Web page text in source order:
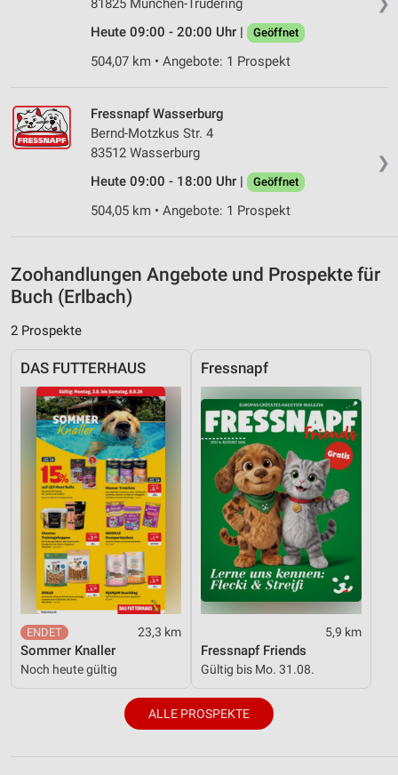
81825 München-Trudering
Heute 09:00 - 20:00 Uhr |
Geöffnet
504,07 km • Angebote: 1 Prospekt
❯
Fressnapf Wasserburg
Bernd-Motzkus Str. 4
83512 Wasserburg
Heute 09:00 - 18:00 Uhr |
Geöffnet
504,05 km • Angebote: 1 Prospekt
Zoohandlungen Angebote und Prospekte für
Buch (Erlbach)
2 Prospekte
DAS FUTTERHAUS
23,3 km
Sommer Knaller
Noch heute gültig
Fressnapf
5,9 km
Fressnapf Friends
Gültig bis Mo. 31.08.
ALLE PROSPEKTE
IAB-Besonderheiten:
Verwendung genauer Standortdaten
Informationen identifizieren
Nicht-IAB-Verarbeitungszwecke:
Performance
Werbung